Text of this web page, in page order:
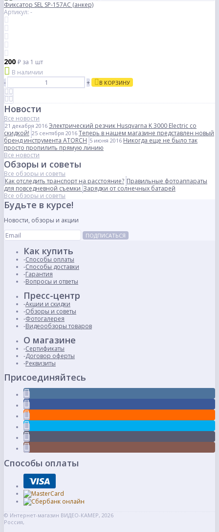
Фиксатор SEL SP-157AC (анкер)
Артикул: -
200 ₽ за 1 шт
В наличии
-
+ В КОРЗИНУ
Новости
Все новости
21 декабря 2016 Электрический резчик Husqvarna K 3000 Electric со
скидкой! 25 сентября 2016 Теперь в нашем магазине представлен новый
бренд инструмента ATORCH 5 июня 2016 Никогда еще не было так
просто пропилить прямую линию
Все новости
Обзоры и советы
Все обзоры и советы
Как отследить транспорт на расстояние? Правильные фотоаппараты
для повседневной съемки Зарядки от солнечных батарей
Все обзоры и советы
Будьте в курсе!
Новости, обзоры и акции
ПОДПИСАТЬСЯ
Как купить
Способы оплаты
Способы доставки
Гарантия
Вопросы и ответы
Пресс-центр
Акции и скидки
Обзоры и советы
Фотогалерея
Видеообзоры товаров
О магазине
Сертификаты
Договор оферты
Реквизиты
Присоединяйтесь
Способы оплаты
© Интернет-магазин ВИДЕО-КАМЕР, 2026
Россия,